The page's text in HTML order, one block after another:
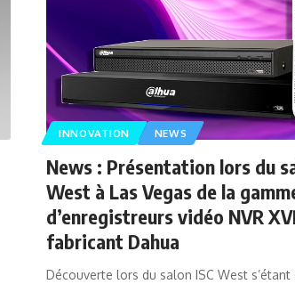
INNOVATION NEWS
News : Présentation lors du
West à Las Vegas de la
d’enregistreurs vidéo NVR
fabricant Dahua
Découverte lors du salon ISC West s’étant